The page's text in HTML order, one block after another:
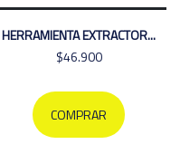
HERRAMIENTA EXTRACTOR...
$46.900
COMPRAR